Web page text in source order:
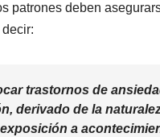
patrones deben
trastornos de
derivado de la
a